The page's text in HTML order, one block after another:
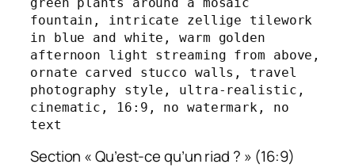
fountain, intricate zellige tilework
in blue and white, warm golden
afternoon light streaming from above,
ornate carved stucco walls, travel
photography style, ultra-realistic,
cinematic, 16:9, no watermark, no
text
Section « Qu’est-ce qu’un riad ? » (16:9)